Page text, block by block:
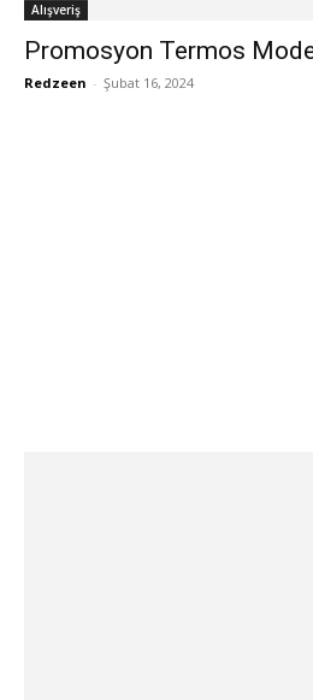
Alışveriş
Promosyon Termos
Redzeen - Şubat 16, 2024